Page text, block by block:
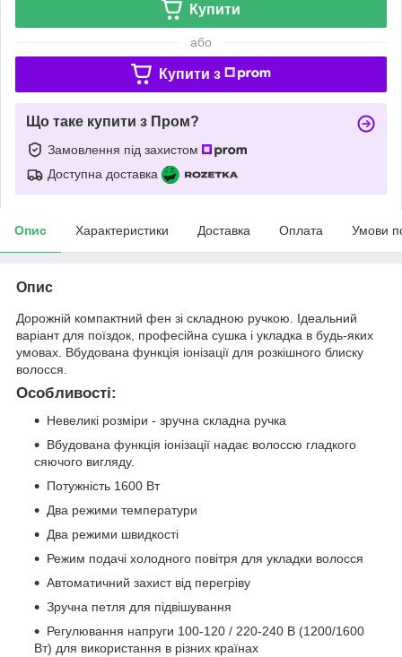
Купити
або
Купити з
Що таке купити з Пром?
Замовлення під захистом
Доступна доставка
Опис Характеристики Доставка Оплата Умови
Опис
Дорожній компактний фен зі складною ручкою. Ідеальний
варіант для поїздок, професійна сушка і укладка в будь-яких
умовах. Вбудована функція іонізації для розкішного блиску
волосся.
Особливості:
Невеликі розміри - зручна складна ручка
Вбудована функція іонізації надає волоссю гладкого
сяючого вигляду.
Потужність 1600 Вт
Два режими температури
Два режими швидкості
Режим подачі холодного повітря для укладки волосся
Автоматичний захист від перегріву
Зручна петля для підвішування
Регулювання напруги 100-120 / 220-240 В (1200/1600
Вт) для використання в різних країнах